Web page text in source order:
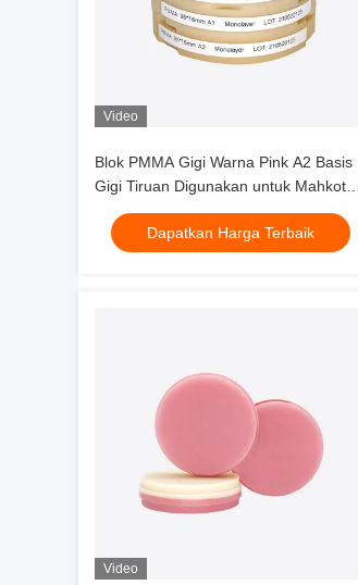
Video
Blok PMMA Gigi Warna Pink A2 Basis
Gigi Tiruan Digunakan untuk Mahkota
Sementara, Jembatan, Kerangka Gigi
Tiruan Penuh Ukuran Milling 98mm
95mm
Dapatkan Harga Terbaik
Video